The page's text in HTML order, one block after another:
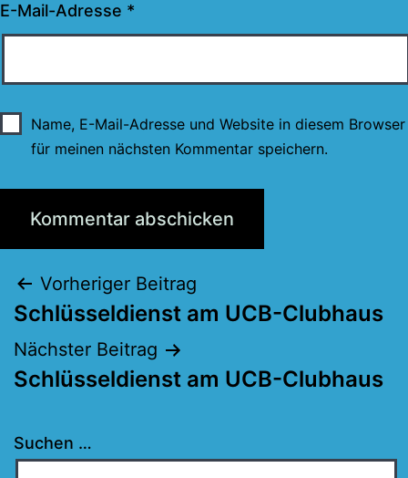
E-Mail-Adresse *
Name, E-Mail-Adresse und Website in diesem Browser
für meinen nächsten Kommentar speichern.
Beitragsnavigation
Vorheriger Beitrag
Schlüsseldienst am UCB-Clubhaus
Nächster Beitrag
Schlüsseldienst am UCB-Clubhaus
Suchen …